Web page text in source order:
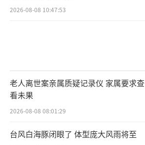
2026-08-08 10:47:53
老人离世案亲属质疑记录仪 家属要求查
看未果
2026-08-08 08:01:29
台风白海豚闭眼了 体型庞大风雨将至